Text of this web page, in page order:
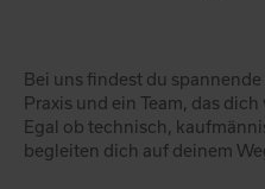
Bei uns findest du
Praxis und ein Team, das
Egal ob technisch,
begleiten dich auf deinem